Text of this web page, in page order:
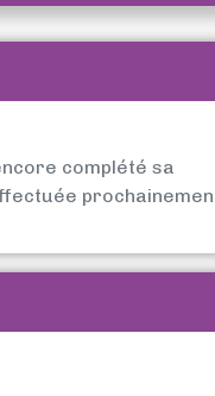
complété sa